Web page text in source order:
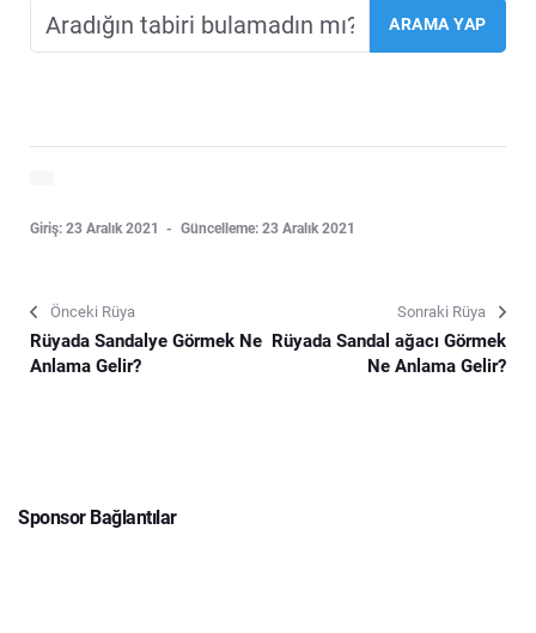
Giriş: 23 Aralık 2021 Güncelleme: 23 Aralık 2021
Önceki Rüya
Rüyada Sandalye Görmek Ne
Anlama Gelir?
Sonraki Rüya
Rüyada Sandal ağacı Görmek
Ne Anlama Gelir?
Sponsor Bağlantılar